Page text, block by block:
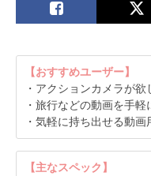
【おすすめユーザー】
・アクションカメラが欲
・旅行などの動画を手軽
・気軽に持ち出せる動
【主なスペック】